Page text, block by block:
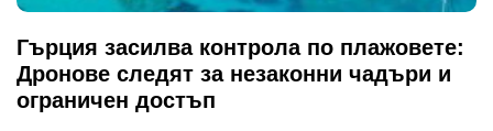
Гърция засилва контрола по плажовете:
Дронове следят за незаконни чадъри и
ограничен достъп